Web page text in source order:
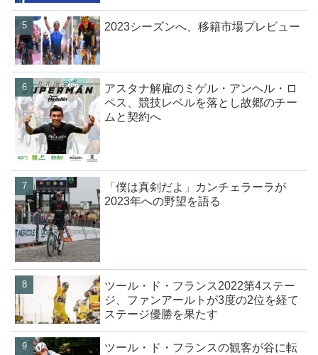
2023シーズンへ、移籍市場プレビュー
アスタナ解雇のミゲル・アンヘル・ロ
ペス、競技レベルを落とし故郷のチー
ムと契約へ
「僕は真剣だよ」カンチェラーラが
2023年への野望を語る
ツール・ド・フランス2022第4ステー
ジ、ファンアールトが3度の2位を経て
ステージ優勝を果たす
ツール・ド・フランスの観客が谷に転